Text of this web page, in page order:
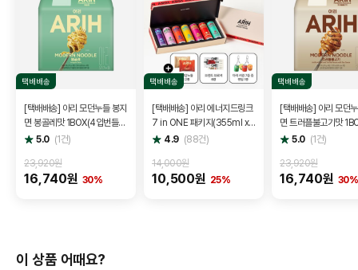
택배배송
[택배배송] 아리 모던누들 봉지
면 봉골레맛 1BOX(4입번들
x4개)
별
점
5.0 (1건)
23,920원
16,740원 30%
택배배송
[택배배송] 아리 에너지드링크
7 in ONE 패키지(355ml x
7캔) + 아리 키링(랜덤) + 모던
별
점
4.9 (88건)
14,000원
10,500원 25%
택배배송
[택배배송] 아리 모던
면 트러플불고기맛
번들x4개)
별
점
5.0 (1건)
23,920원
16,740원 30%
이 상품 어때요?